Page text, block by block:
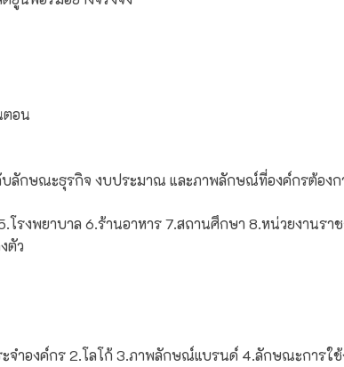
ตอน
ลักษณะธุรกิจ งบประมาณ และภาพลักษณ์ที่องค์กรต้องก
โรงพยาบาล 6.ร้านอาหาร 7.สถานศึกษา 8.หน่วยงานรา
ตัว
จำองค์กร 2.โลโก้ 3.ภาพลักษณ์แบรนด์ 4.ลักษณะการใช้